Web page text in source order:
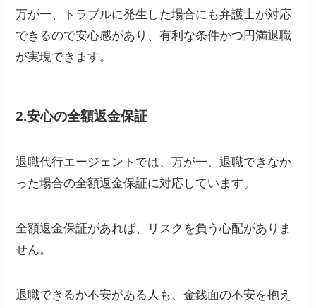
万が一、トラブルに発生した場合にも弁護士が対応
できるので安心感があり、有利な条件かつ円満退職
が実現できます。
2.安心の全額返金保証
退職代行エージェントでは、万が一、退職できなか
った場合の全額返金保証に対応しています。
全額返金保証があれば、リスクを負う心配がありま
せん。
退職できるか不安がある人も、金銭面の不安を抱え